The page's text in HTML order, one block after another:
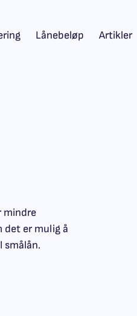
Lånebeløp Artikler
mindre
det er mulig å
smålån.